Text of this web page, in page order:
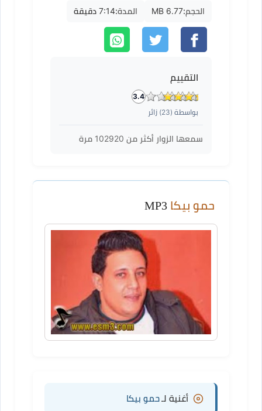
mp3
الحجم:6.77 MB المدة:7:14 دقيقة
التقييم
3.4
بواسطة (23) زائر
سمعها الزوار أكثر من 102920 مرة
حمو بيكا
أغنية لـحمو بيكا